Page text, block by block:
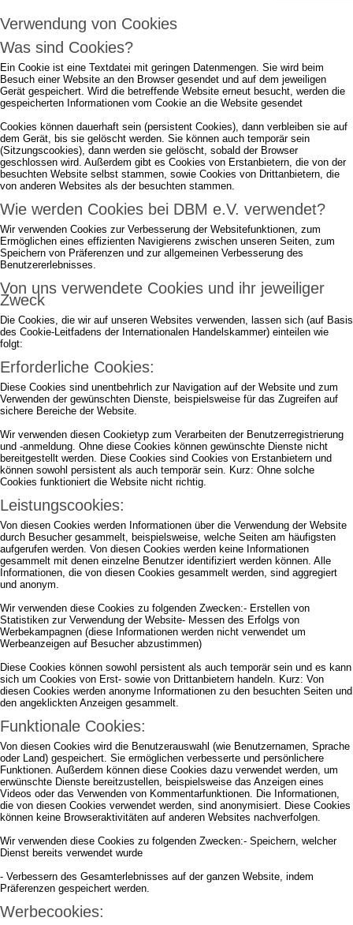
Verwendung von Cookies
Was sind Cookies?
Ein Cookie ist eine Textdatei mit geringen Datenmengen. Sie wird beim
Besuch einer Website an den Browser gesendet und auf dem jeweiligen
Gerät gespeichert. Wird die betreffende Website erneut besucht, werden die
gespeicherten Informationen vom Cookie an die Website gesendet
Cookies können dauerhaft sein (persistent Cookies), dann verbleiben sie auf
dem Gerät, bis sie gelöscht werden. Sie können auch temporär sein
(Sitzungscookies), dann werden sie gelöscht, sobald der Browser
geschlossen wird. Außerdem gibt es Cookies von Erstanbietern, die von der
besuchten Website selbst stammen, sowie Cookies von Drittanbietern, die
von anderen Websites als der besuchten stammen.
Wie werden Cookies bei DBM e.V. verwendet?
Wir verwenden Cookies zur Verbesserung der Websitefunktionen, zum
Ermöglichen eines effizienten Navigierens zwischen unseren Seiten, zum
Speichern von Präferenzen und zur allgemeinen Verbesserung des
Benutzererlebnisses.
Von uns verwendete Cookies und ihr jeweiliger
Zweck
Die Cookies, die wir auf unseren Websites verwenden, lassen sich (auf Basis
des Cookie-Leitfadens der Internationalen Handelskammer) einteilen wie
folgt:
Erforderliche Cookies:
Diese Cookies sind unentbehrlich zur Navigation auf der Website und zum
Verwenden der gewünschten Dienste, beispielsweise für das Zugreifen auf
sichere Bereiche der Website.
Wir verwenden diesen Cookietyp zum Verarbeiten der Benutzerregistrierung
und -anmeldung. Ohne diese Cookies können gewünschte Dienste nicht
bereitgestellt werden. Diese Cookies sind Cookies von Erstanbietern und
können sowohl persistent als auch temporär sein. Kurz: Ohne solche
Cookies funktioniert die Website nicht richtig.
Leistungscookies:
Von diesen Cookies werden Informationen über die Verwendung der Website
durch Besucher gesammelt, beispielsweise, welche Seiten am häufigsten
aufgerufen werden. Von diesen Cookies werden keine Informationen
gesammelt mit denen einzelne Benutzer identifiziert werden können. Alle
Informationen, die von diesen Cookies gesammelt werden, sind aggregiert
und anonym.
Wir verwenden diese Cookies zu folgenden Zwecken:- Erstellen von
Statistiken zur Verwendung der Website- Messen des Erfolgs von
Werbekampagnen (diese Informationen werden nicht verwendet um
Werbeanzeigen auf Besucher abzustimmen)
Diese Cookies können sowohl persistent als auch temporär sein und es kann
sich um Cookies von Erst- sowie von Drittanbietern handeln. Kurz: Von
diesen Cookies werden anonyme Informationen zu den besuchten Seiten und
den angeklickten Anzeigen gesammelt.
Funktionale Cookies:
Von diesen Cookies wird die Benutzerauswahl (wie Benutzernamen, Sprache
oder Land) gespeichert. Sie ermöglichen verbesserte und persönlichere
Funktionen. Außerdem können diese Cookies dazu verwendet werden, um
erwünschte Dienste bereitzustellen, beispielsweise das Anzeigen eines
Videos oder das Verwenden von Kommentarfunktionen. Die Informationen,
die von diesen Cookies verwendet werden, sind anonymisiert. Diese Cookies
können keine Browseraktivitäten auf anderen Websites nachverfolgen.
Wir verwenden diese Cookies zu folgenden Zwecken:- Speichern, welcher
Dienst bereits verwendet wurde
- Verbessern des Gesamterlebnisses auf der ganzen Website, indem
Präferenzen gespeichert werden.
Werbecookies: